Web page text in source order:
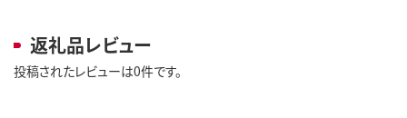
返礼品レビュー
投稿されたレビューは0件です。